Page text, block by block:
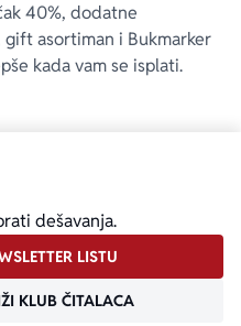
40%, dodatne
asortiman i Bukmarker
kada vam se isplati.
dešavanja.
LISTU
KLUB ČITALACA